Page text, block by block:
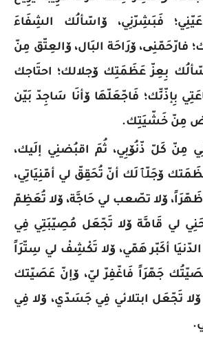
فَبَشِرّنِي، ۆاسّألُك الشِفَاءَ
فارّحَمّنِی، ۆرَاحَة البَال، ۆالعِتّق مِنّ
أسّألُك بِعِزّ عَظَمَتِك ۆجلالك؛ احتَاجك
بِإذّنِّك؛ فَاجّعَلّهَا ۆأنَا سَاجِدّ بَيّن
مِنّ خَشّيَتِك.
مِنّ كَلّ ذّنُۆبِي، ثُمَ اقبُضنِي إلَيك،
ۆجَلّٱلَك أنّ تُحَقِقّ لي أمّنِيَاتِي،
ۆلا تصّعب لي حَاجَّة، ۆلا تُعَظِمّ
لي قَامَّة ۆلا تَجّعَل مُصِيّبَتِي فِي
أكَبّر هَمّي، ۆلا تَكْشِفْ لي سِتّرَاً
جَهّرَاً فَاغّفِرّ ليّ، ۆإنّ عَصَيّتك
تَجّعَل ابتلائي فِي جَسَدّي، ۆلا فِي